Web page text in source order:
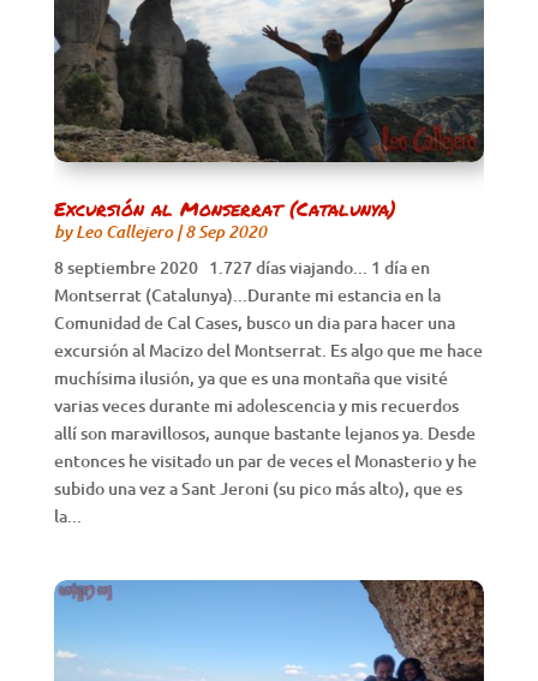
Excursión al Monserrat (Catalunya)
byLeo Callejero|8 Sep 2020
8 septiembre 2020 1.727 días viajando... 1 día en
Montserrat (Catalunya)...Durante mi estancia en la
Comunidad de Cal Cases, busco un dia para hacer una
excursión al Macizo del Montserrat. Es algo que me hace
muchísima ilusión, ya que es una montaña que visité
varias veces durante mi adolescencia y mis recuerdos
allí son maravillosos, aunque bastante lejanos ya. Desde
entonces he visitado un par de veces el Monasterio y he
subido una vez a Sant Jeroni (su pico más alto), que es
la...